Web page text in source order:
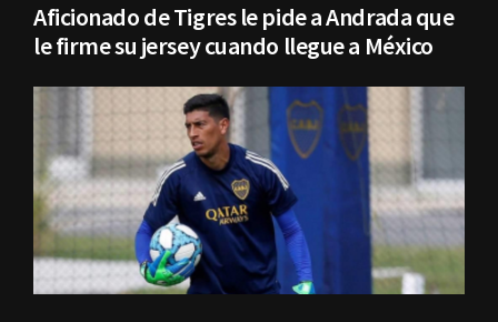
Aficionado de Tigres le pide a Andrada que
le firme su jersey cuando llegue a México